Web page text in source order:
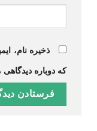
ذخیره نام،
که دوباره